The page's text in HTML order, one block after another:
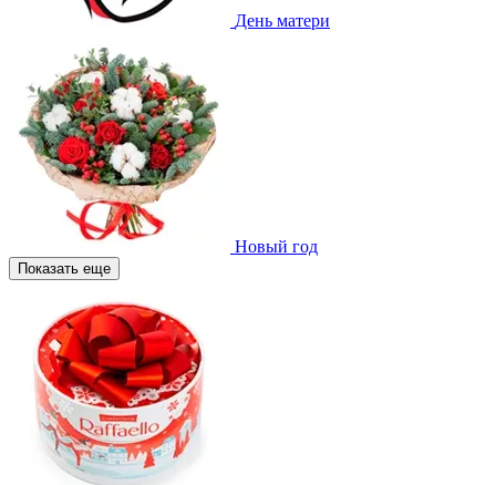
День матери
Новый год
Показать еще